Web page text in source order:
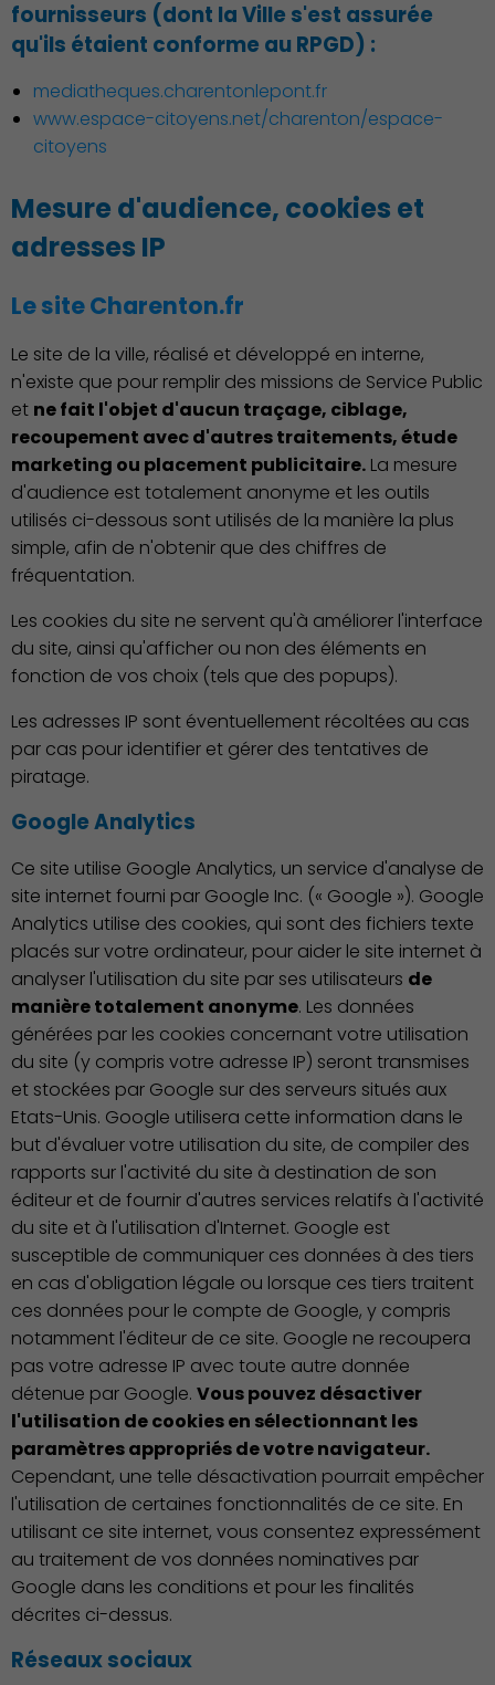
Emploi
Associations et Sports
Publication des actes
fournisseurs (dont la Ville s'est assurée
qu'ils étaient conforme au RPGD) :
mediatheques.charentonlepont.fr
www.espace-citoyens.net/charenton/espace-
citoyens
Mesure d'audience, cookies et
adresses IP
Le site Charenton.fr
Le site de la ville, réalisé et développé en interne,
n'existe que pour remplir des missions de Service Public
et ne fait l'objet d'aucun traçage, ciblage,
recoupement avec d'autres traitements, étude
marketing ou placement publicitaire. La mesure
d'audience est totalement anonyme et les outils
utilisés ci-dessous sont utilisés de la manière la plus
simple, afin de n'obtenir que des chiffres de
fréquentation.
Les cookies du site ne servent qu'à améliorer l'interface
du site, ainsi qu'afficher ou non des éléments en
fonction de vos choix (tels que des popups).
Les adresses IP sont éventuellement récoltées au cas
par cas pour identifier et gérer des tentatives de
piratage.
Google Analytics
Ce site utilise Google Analytics, un service d'analyse de
site internet fourni par Google Inc. (« Google »). Google
Analytics utilise des cookies, qui sont des fichiers texte
placés sur votre ordinateur, pour aider le site internet à
analyser l'utilisation du site par ses utilisateurs de
manière totalement anonyme. Les données
générées par les cookies concernant votre utilisation
du site (y compris votre adresse IP) seront transmises
et stockées par Google sur des serveurs situés aux
Etats-Unis. Google utilisera cette information dans le
but d'évaluer votre utilisation du site, de compiler des
rapports sur l'activité du site à destination de son
éditeur et de fournir d'autres services relatifs à l'activité
du site et à l'utilisation d'Internet. Google est
susceptible de communiquer ces données à des tiers
en cas d'obligation légale ou lorsque ces tiers traitent
ces données pour le compte de Google, y compris
notamment l'éditeur de ce site. Google ne recoupera
pas votre adresse IP avec toute autre donnée
détenue par Google. Vous pouvez désactiver
l'utilisation de cookies en sélectionnant les
paramètres appropriés de votre navigateur.
Cependant, une telle désactivation pourrait empêcher
l'utilisation de certaines fonctionnalités de ce site. En
utilisant ce site internet, vous consentez expressément
au traitement de vos données nominatives par
Google dans les conditions et pour les finalités
décrites ci-dessus.
Réseaux sociaux